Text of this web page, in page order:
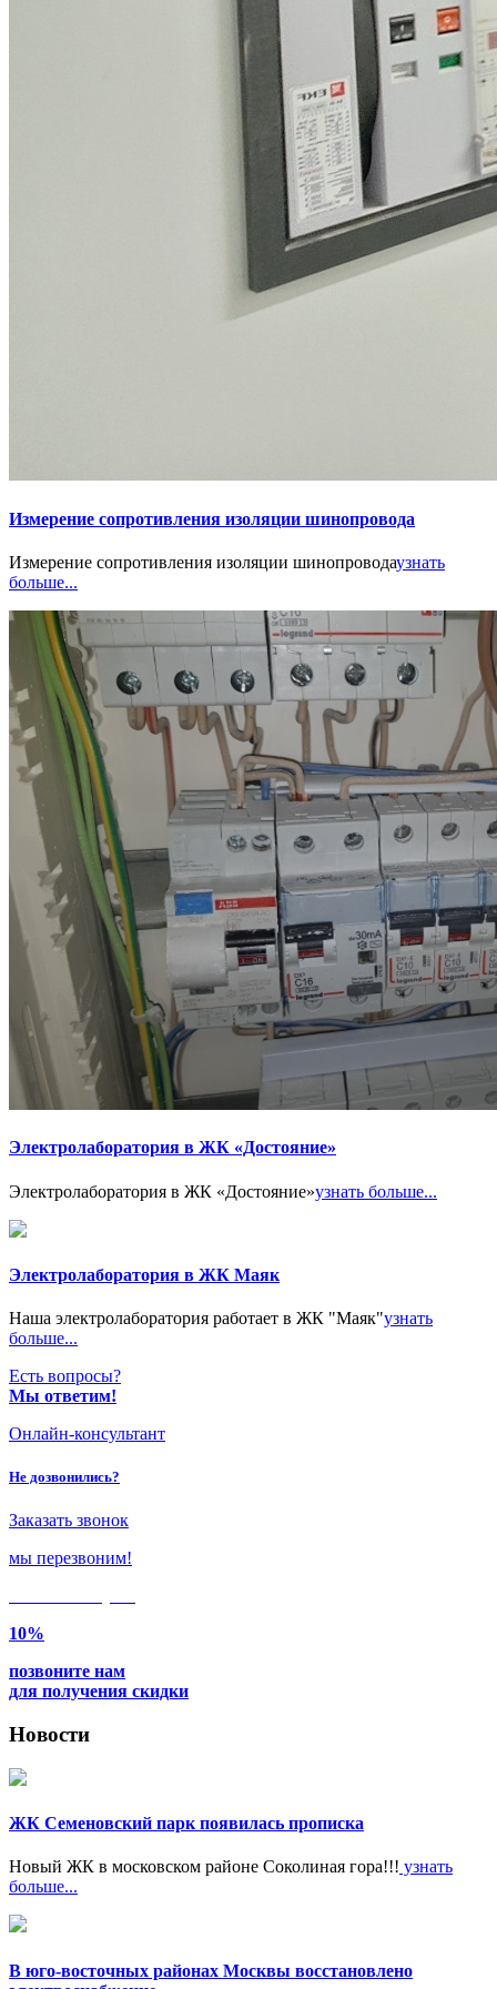
Измерение сопротивления изоляции шинопровода
Измерение сопротивления изоляции шинопроводаузнать
больше...
Электролаборатория в ЖК «Достояние»
Электролаборатория в ЖК «Достояние»узнать больше...
Электролаборатория в ЖК Маяк
Наша электролаборатория работает в ЖК "Маяк"узнать
больше...
Есть вопросы?
Мы ответим!
Онлайн-консультант
Не дозвонились?
Заказать звонок
мы перезвоним!
10%
позвоните нам
для получения скидки
Новости
ЖК Семеновский парк появилась прописка
Новый ЖК в московском районе Соколиная гора!!! узнать
больше...
В юго-восточных районах Москвы восстановлено